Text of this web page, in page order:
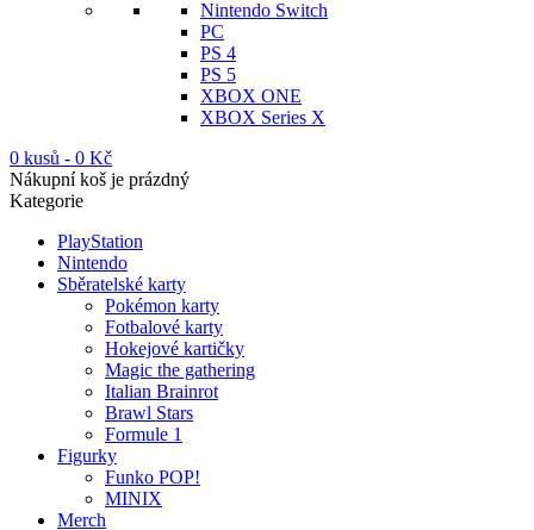
Nintendo Switch
PC
PS 4
PS 5
XBOX ONE
XBOX Series X
0 kusů - 0 Kč
Nákupní koš je prázdný
Kategorie
PlayStation
Nintendo
Sběratelské karty
Pokémon karty
Fotbalové karty
Hokejové kartičky
Magic the gathering
Italian Brainrot
Brawl Stars
Formule 1
Figurky
Funko POP!
MINIX
Merch